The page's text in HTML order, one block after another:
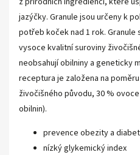
jazýčky. Granule jsou určeny k
potřeb koček nad 1 rok. Granule
vysoce kvalitní suroviny
neobsahují obilniny a geneticky
receptura je založena na
živočišného původu, 30 %
obilnin).
prevence obezity a
nízký glykemický index